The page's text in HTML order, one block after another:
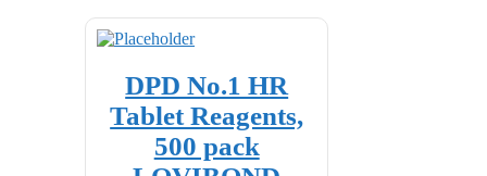
DPD No.1 HR
Tablet Reagents,
500 pack